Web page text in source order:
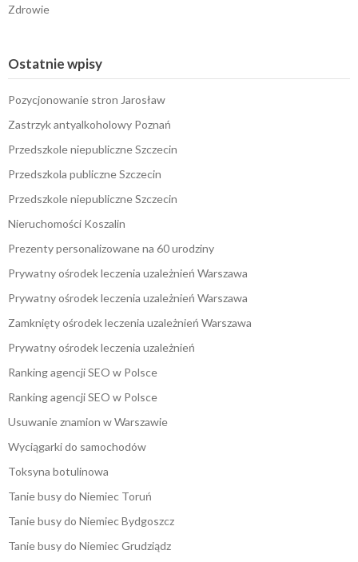
Zdrowie
Ostatnie wpisy
Pozycjonowanie stron Jarosław
Zastrzyk antyalkoholowy Poznań
Przedszkole niepubliczne Szczecin
Przedszkola publiczne Szczecin
Przedszkole niepubliczne Szczecin
Nieruchomości Koszalin
Prezenty personalizowane na 60 urodziny
Prywatny ośrodek leczenia uzależnień Warszawa
Prywatny ośrodek leczenia uzależnień Warszawa
Zamknięty ośrodek leczenia uzależnień Warszawa
Prywatny ośrodek leczenia uzależnień
Ranking agencji SEO w Polsce
Ranking agencji SEO w Polsce
Usuwanie znamion w Warszawie
Wyciągarki do samochodów
Toksyna botulinowa
Tanie busy do Niemiec Toruń
Tanie busy do Niemiec Bydgoszcz
Tanie busy do Niemiec Grudziądz